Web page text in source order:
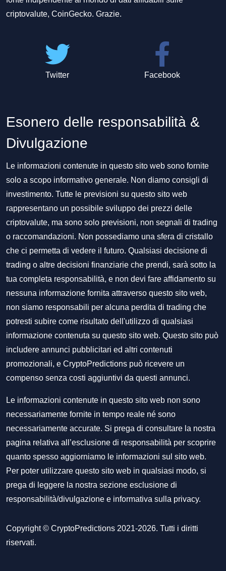
criptovalute, CoinGecko. Grazie.
Twitter Facebook
Esonero delle responsabilità &
Divulgazione
Le informazioni contenute in questo sito web sono fornite
solo a scopo informativo generale. Non diamo consigli di
investimento. Tutte le previsioni su questo sito web
rappresentano un possibile sviluppo dei prezzi delle
criptovalute, ma sono solo previsioni, non segnali di trading
o raccomandazioni. Non possediamo una sfera di cristallo
che ci permetta di vedere il futuro. Qualsiasi decisione di
trading o altre decisioni finanziarie che prendi, sarà sotto la
tua completa responsabilità, e non devi fare affidamento su
nessuna informazione fornita attraverso questo sito web,
non siamo responsabili per alcuna perdita di trading che
potresti subire come risultato dell'utilizzo di qualsiasi
informazione contenuta su questo sito web. Questo sito può
includere annunci pubblicitari ed altri contenuti
promozionali, e CryptoPredictions può ricevere un
compenso senza costi aggiuntivi da questi annunci.
Le informazioni contenute in questo sito web non sono
necessariamente fornite in tempo reale né sono
necessariamente accurate. Si prega di consultare la nostra
pagina relativa all’esclusione di responsabilità per scoprire
quanto spesso aggiorniamo le informazioni sul sito web.
Per poter utilizzare questo sito web in qualsiasi modo, si
prega di leggere la nostra sezione esclusione di
responsabilità/divulgazione e informativa sulla privacy.
Copyright © CryptoPredictions 2021-2026. Tutti i diritti
riservati.